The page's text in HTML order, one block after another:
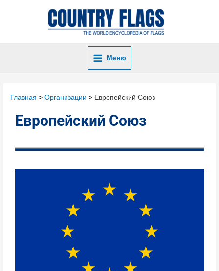
Меню
Главная Организации Европейский Союз
Европейский Союз